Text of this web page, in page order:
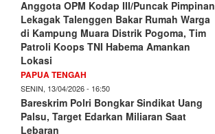
Anggota OPM Kodap III/Puncak Pimpinan
Lekagak Talenggen Bakar Rumah Warga
di Kampung Muara Distrik Pogoma, Tim
Patroli Koops TNI Habema Amankan
Lokasi
PAPUA TENGAH
SENIN, 13/04/2026 - 16:50
Bareskrim Polri Bongkar Sindikat Uang
Palsu, Target Edarkan Miliaran Saat
Lebaran